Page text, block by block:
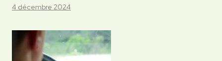
4 décembre 2024